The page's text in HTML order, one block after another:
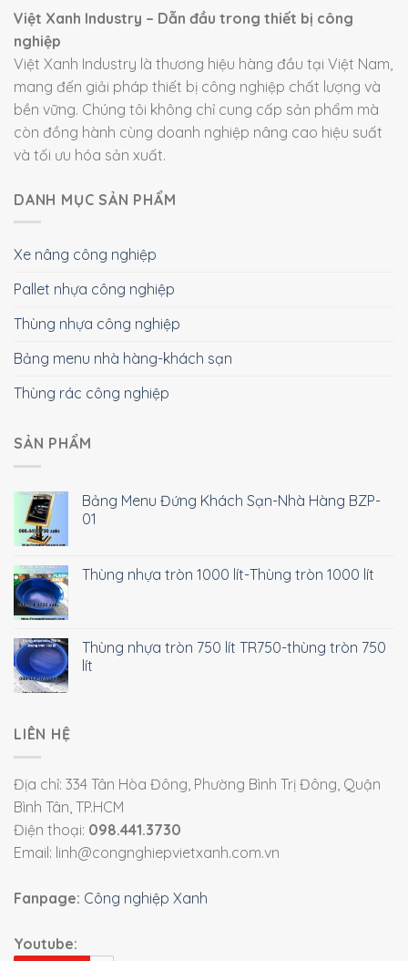
Việt Xanh Industry – Dẫn đầu trong thiết bị công
nghiệp
Việt Xanh Industry là thương hiệu hàng đầu tại Việt Nam,
mang đến giải pháp thiết bị công nghiệp chất lượng và
bền vững. Chúng tôi không chỉ cung cấp sản phẩm mà
còn đồng hành cùng doanh nghiệp nâng cao hiệu suất
và tối ưu hóa sản xuất.
DANH MỤC SẢN PHẨM
Xe nâng công nghiệp
Pallet nhựa công nghiệp
Thùng nhựa công nghiệp
Bảng menu nhà hàng-khách sạn
Thùng rác công nghiệp
SẢN PHẨM
Bảng Menu Đứng Khách Sạn-Nhà Hàng BZP-
01
Thùng nhựa tròn 1000 lít-Thùng tròn 1000 lít
Thùng nhựa tròn 750 lít TR750-thùng tròn 750
lít
LIÊN HỆ
Địa chỉ: 334 Tân Hòa Đông, Phường Bình Trị Đông, Quận
Bình Tân, TP.HCM
Điện thoại: 098.441.3730
Email: linh@congnghiepvietxanh.com.vn
Fanpage: Công nghiệp Xanh
Youtube: